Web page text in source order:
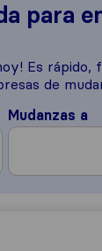
para
Es rápido,
de
Mudanzas a